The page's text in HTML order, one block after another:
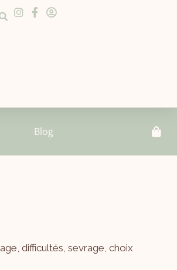
Blog
difficultés, sevrage, choix